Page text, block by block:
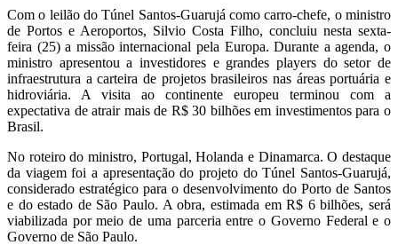
Com o leilão do Túnel Santos-Guarujá como carro-chefe, o ministro
de Portos e Aeroportos, Silvio Costa Filho, concluiu nesta sexta-
feira (25) a missão internacional pela Europa. Durante a agenda, o
ministro apresentou a investidores e grandes players do setor de
infraestrutura a carteira de projetos brasileiros nas áreas portuária e
hidroviária. A visita ao continente europeu terminou com a
expectativa de atrair mais de R$ 30 bilhões em investimentos para o
Brasil.
No roteiro do ministro, Portugal, Holanda e Dinamarca. O destaque
da viagem foi a apresentação do projeto do Túnel Santos-Guarujá,
considerado estratégico para o desenvolvimento do Porto de Santos
e do estado de São Paulo. A obra, estimada em R$ 6 bilhões, será
viabilizada por meio de uma parceria entre o Governo Federal e o
Governo de São Paulo.